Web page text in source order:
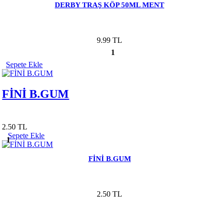
DERBY TRAŞ KÖP 50ML MENT
9.99 TL
1
Sepete Ekle
FİNİ B.GUM
2.50 TL
1
Sepete Ekle
FİNİ B.GUM
2.50 TL